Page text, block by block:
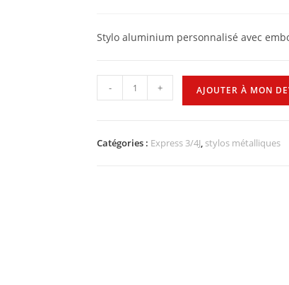
Stylo aluminium personnalisé avec
- + AJOUTER À MON
Catégories : Express 3/4J, stylos métalliques